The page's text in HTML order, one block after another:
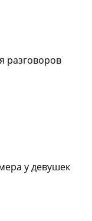
разговоров
у девушек